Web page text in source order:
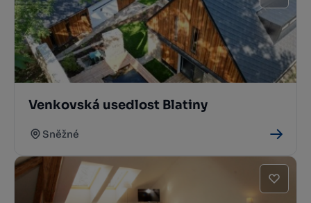
Venkovská usedlost Blatiny
Sněžné